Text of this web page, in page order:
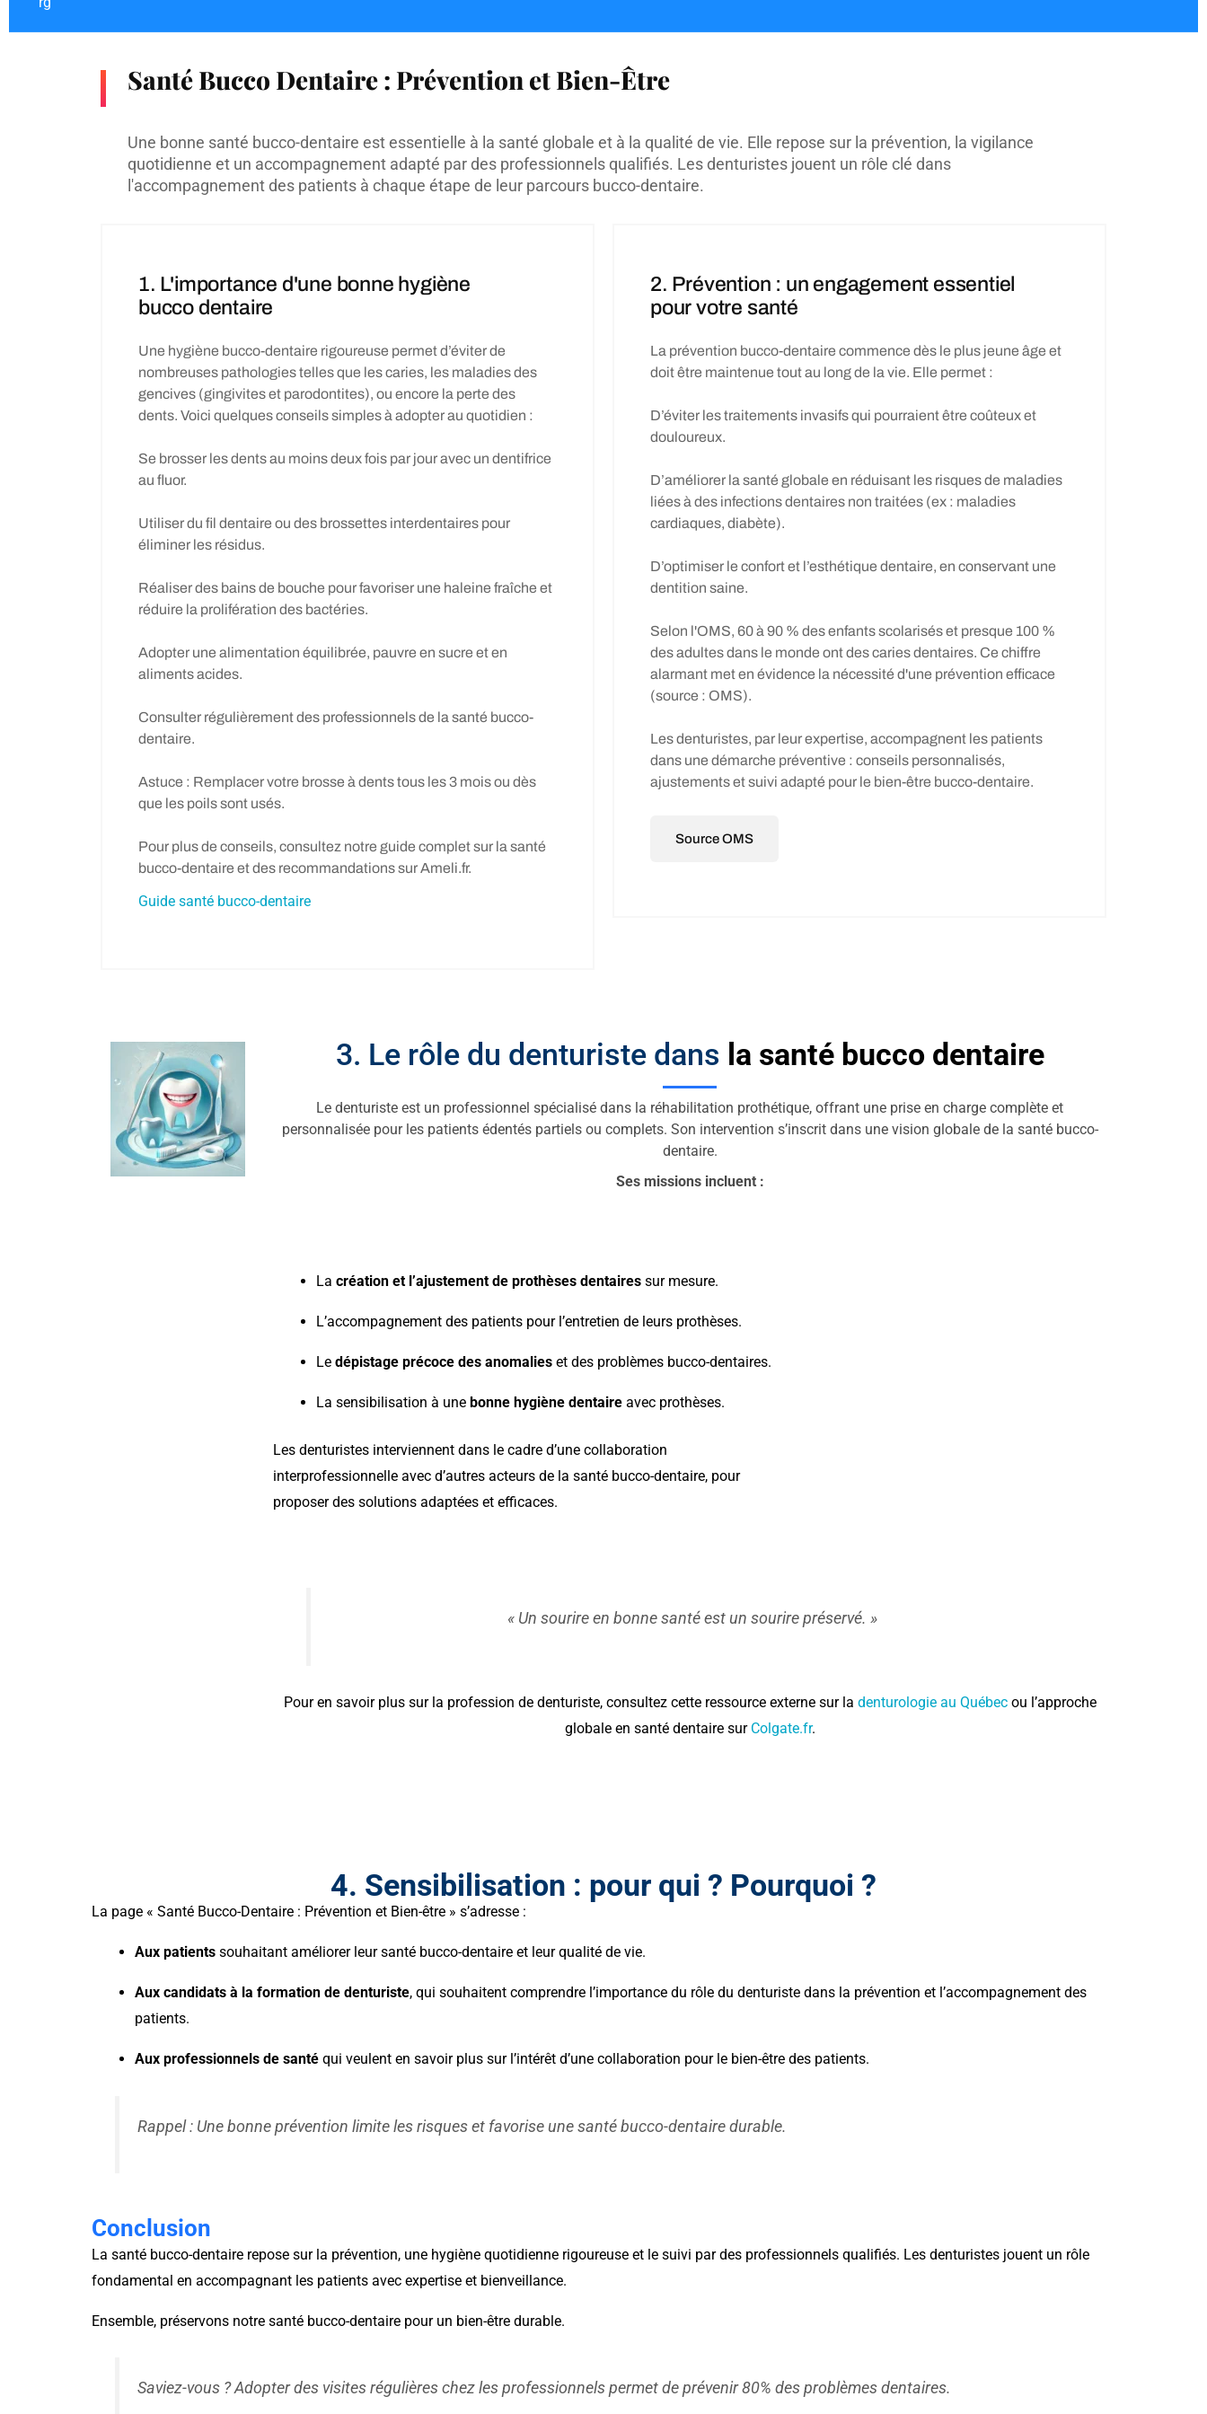
Santé Bucco Dentaire : Prévention et Bien-Être
Une bonne santé bucco-dentaire est essentielle à la santé globale et à la qualité de vie. Elle repose sur la prévention, la vigilance
quotidienne et un accompagnement adapté par des professionnels qualifiés. Les denturistes jouent un rôle clé dans
l'accompagnement des patients à chaque étape de leur parcours bucco-dentaire.
1. L'importance d'une bonne hygiène
bucco dentaire
Une hygiène bucco-dentaire rigoureuse permet d’éviter de
nombreuses pathologies telles que les caries, les maladies des
gencives (gingivites et parodontites), ou encore la perte des
dents. Voici quelques conseils simples à adopter au quotidien :
Se brosser les dents au moins deux fois par jour avec un dentifrice
au fluor.
Utiliser du fil dentaire ou des brossettes interdentaires pour
éliminer les résidus.
Réaliser des bains de bouche pour favoriser une haleine fraîche et
réduire la prolifération des bactéries.
Adopter une alimentation équilibrée, pauvre en sucre et en
aliments acides.
Consulter régulièrement des professionnels de la santé bucco-
dentaire.
Astuce : Remplacer votre brosse à dents tous les 3 mois ou dès
que les poils sont usés.
Pour plus de conseils, consultez notre guide complet sur la santé
bucco-dentaire et des recommandations sur Ameli.fr.
Guide santé bucco-dentaire
2. Prévention : un engagement essentiel
pour votre santé
La prévention bucco-dentaire commence dès le plus jeune âge et
doit être maintenue tout au long de la vie. Elle permet :
D’éviter les traitements invasifs qui pourraient être coûteux et
douloureux.
D’améliorer la santé globale en réduisant les risques de maladies
liées à des infections dentaires non traitées (ex : maladies
cardiaques, diabète).
D’optimiser le confort et l’esthétique dentaire, en conservant une
dentition saine.
Selon l'OMS, 60 à 90 % des enfants scolarisés et presque 100 %
des adultes dans le monde ont des caries dentaires. Ce chiffre
alarmant met en évidence la nécessité d'une prévention efficace
(source : OMS).
Les denturistes, par leur expertise, accompagnent les patients
dans une démarche préventive : conseils personnalisés,
ajustements et suivi adapté pour le bien-être bucco-dentaire.
Source OMS
3. Le rôle du denturiste dans la santé bucco dentaire
Le denturiste est un professionnel spécialisé dans la réhabilitation prothétique, offrant une prise en charge complète et
personnalisée pour les patients édentés partiels ou complets. Son intervention s’inscrit dans une vision globale de la santé bucco-
dentaire.
Ses missions incluent :
Lacréation et l’ajustement de prothèses dentaires sur mesure.
L’accompagnement des patients pour l’entretien de leurs prothèses.
Ledépistage précoce des anomalies et des problèmes bucco-dentaires.
La sensibilisation à unebonne hygiène dentaire avec prothèses.
Les denturistes interviennent dans le cadre d’une collaboration
interprofessionnelle avec d’autres acteurs de la santé bucco-dentaire, pour
proposer des solutions adaptées et efficaces.
« Un sourire en bonne santé est un sourire préservé. »
Pour en savoir plus sur la profession de denturiste, consultez cette ressource externe sur la denturologie au Québecou l’approche
globale en santé dentaire sur Colgate.fr.
4. Sensibilisation : pour qui ? Pourquoi ?
La page « Santé Bucco-Dentaire : Prévention et Bien-être » s’adresse :
Aux patients souhaitant améliorer leur santé bucco-dentaire et leur qualité de vie.
Aux candidats à la formation de denturiste, qui souhaitent comprendre l’importance du rôle du denturiste dans la prévention et l’accompagnement des
patients.
Aux professionnels de santé qui veulent en savoir plus sur l’intérêt d’une collaboration pour le bien-être des patients.
Rappel : Une bonne prévention limite les risques et favorise une santé bucco-dentaire durable.
Conclusion
La santé bucco-dentaire repose sur la prévention, une hygiène quotidienne rigoureuse et le suivi par des professionnels qualifiés. Les denturistes jouent un rôle
fondamental en accompagnant les patients avec expertise et bienveillance.
Ensemble, préservons notre santé bucco-dentaire pour un bien-être durable.
Saviez-vous ? Adopter des visites régulières chez les professionnels permet de prévenir 80% des problèmes dentaires.